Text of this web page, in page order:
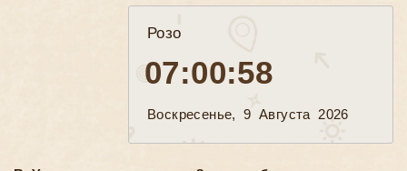
Розо
07:00:59
Воскресенье, 9 Августа 2026